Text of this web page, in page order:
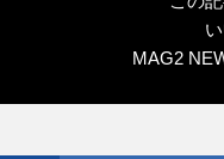
MAG2